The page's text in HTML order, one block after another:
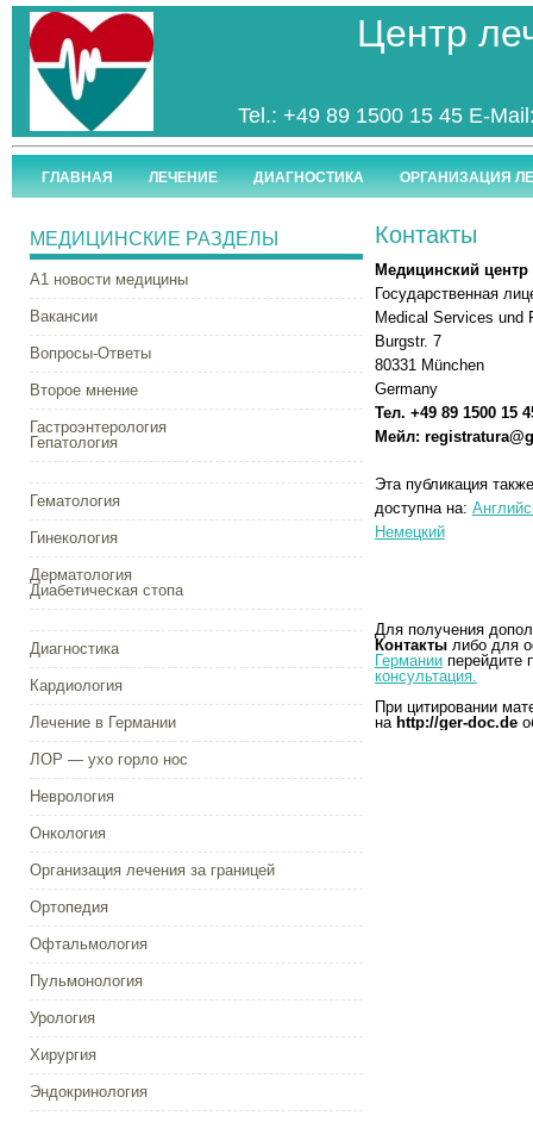
Центр
Tel.: +49 89 1500 15 45 E-
ГЛАВНАЯ ЛЕЧЕНИЕ ДИАГНОСТИКА ОРГАНИЗАЦИЯ
МЕДИЦИНСКИЕ РАЗДЕЛЫ
А1 новости медицины
Вакансии
Вопросы-Ответы
Второе мнение
Гастроэнтерология
Гепатология
Гематология
Гинекология
Дерматология
Диабетическая стопа
Диагностика
Кардиология
Лечение в Германии
ЛОР — ухо горло нос
Неврология
Онкология
Организация лечения за границей
Ортопедия
Офтальмология
Пульмонология
Урология
Хирургия
Эндокринология
Контакты
Медицинский центр
Государственная
Medical Services und
Burgstr. 7
80331 München
Germany
Тел. +49 89 1500 15
Мейл:
Эта публикация также
доступна на:
Немецкий
Для получения
Контактылибо для
Германииперейдите
консультация.
При цитировании
на http://ger-doc.de